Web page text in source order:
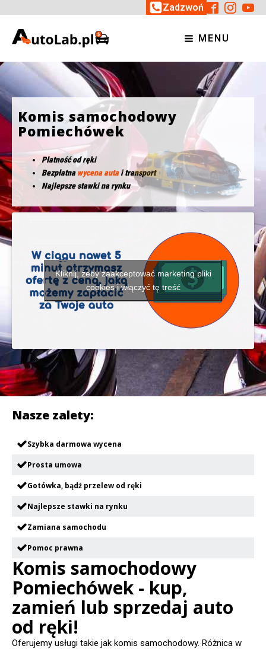
Zadzwoń
MENU
Komis samochodowy
Pomiechówek
Płatność od ręki
Bezpłatnawycena autai transport
Najlepsze stawki na rynku
Kliknij, żeby zaakceptować marketing pliki
cookies i włączyć tę treść
Nasze zalety:
Szybka darmowa wycena
Prosta umowa
Gotówka, bądź przelew od ręki
Najlepsze stawki na rynku
Zamiana samochodu
Pomoc prawna
Komis samochodowy
Pomiechówek - kup,
zamień lub sprzedaj auto
od ręki!
Oferujemy usługi takie jak komis samochodowy. Różnica w